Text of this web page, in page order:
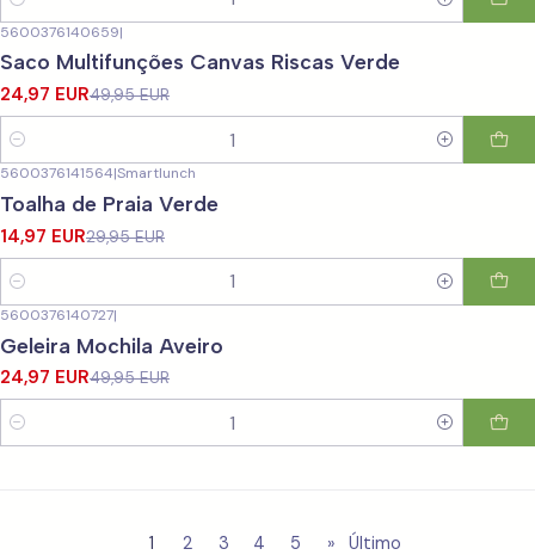
Quantidade
-50% DESCONTO
5600376140659|
Saco Multifunções Canvas Riscas Verde
24,97 EUR49,95 EUR
Quantidade
DESCONTO
5600376141564|Smartlunch
Toalha de Praia Verde
14,97 EUR29,95 EUR
Quantidade
-50% DESCONTO
5600376140727|
Geleira Mochila Aveiro
24,97 EUR49,95 EUR
Quantidade
1 2 3 4 5 » Último